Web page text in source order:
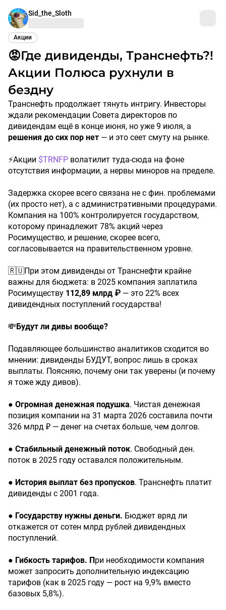
Sid_the_Sloth
Акции
😡Где дивиденды, Транснефть?!
Акции Полюса рухнули в
бездну
Транснефть продолжает тянуть интригу. Инвесторы
ждали рекомендации Совета директоров по
дивидендам ещё в конце июня, но уже 9 июля, а
решения до сих пор нет — и это сеет смуту на рынке.
⚡️Акции $TRNFP волатилит туда-сюда на фоне
отсутствия информации, а нервы миноров на пределе.
Задержка скорее всего связана не с фин. проблемами
(их просто нет), а с административными процедурами.
Компания на 100% контролируется государством,
которому принадлежит 78% акций через
Росимущество, и решение, скорее всего,
согласовывается на правительственном уровне.
🇷🇺При этом дивиденды от Транснефти крайне
важны для бюджета: в 2025 компания заплатила
Росимуществу 112,89 млрд ₽ — это 22% всех
дивидендных поступлений государства!
💸Будут ли дивы вообще?
Подавляющее большинство аналитиков сходится во
мнении: дивиденды БУДУТ, вопрос лишь в сроках
выплаты. Поясняю, почему они так уверены (и почему
я тоже жду дивов).
● Огромная денежная подушка. Чистая денежная
позиция компании на 31 марта 2026 составила почти
326 млрд ₽ — денег на счетах больше, чем долгов.
● Стабильный денежный поток. Свободный ден.
поток в 2025 году оставался положительным.
● История выплат без пропусков. Транснефть платит
дивиденды с 2001 года.
● Государству нужны деньги. Бюджет вряд ли
откажется от сотен млрд рублей дивидендных
поступлений.
● Гибкость тарифов. При необходимости компания
может запросить дополнительную индексацию
тарифов (как в 2025 году — рост на 9,9% вместо
базовых 5,8%).